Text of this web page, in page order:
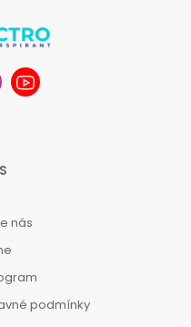
nás
podmínky